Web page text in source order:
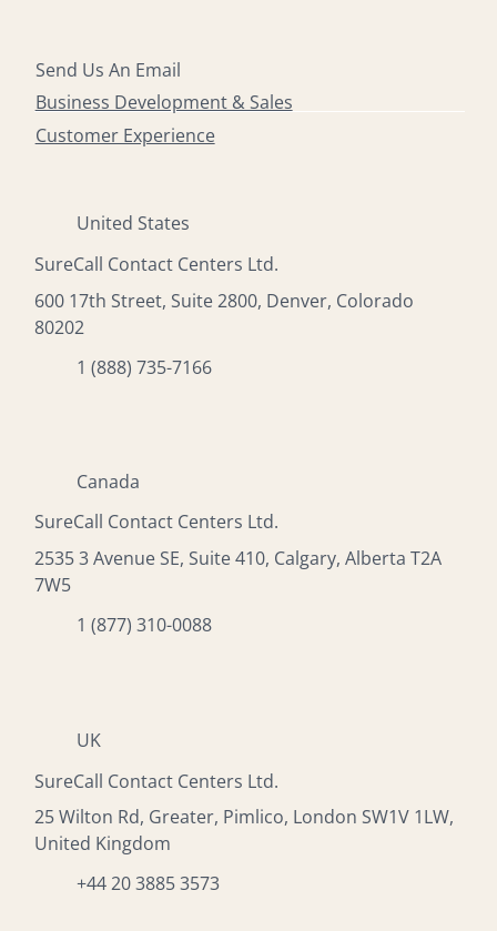
Send Us An Email
Business Development & Sales
Customer Experience
United States
SureCall Contact Centers Ltd.
600 17th Street, Suite 2800, Denver, Colorado
80202
1 (888) 735-7166
Canada
SureCall Contact Centers Ltd.
2535 3 Avenue SE, Suite 410, Calgary, Alberta T2A
7W5
1 (877) 310-0088
UK
SureCall Contact Centers Ltd.
25 Wilton Rd, Greater, Pimlico, London SW1V 1LW,
United Kingdom
+44 20 3885 3573